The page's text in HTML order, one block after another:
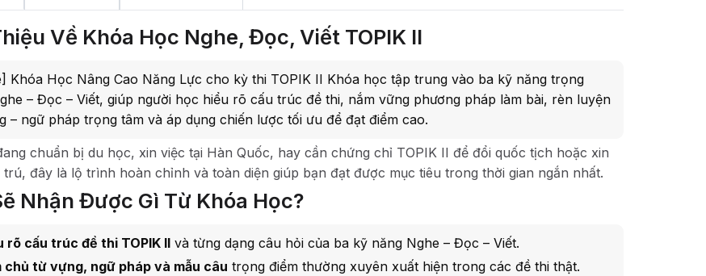
Về Khóa Học Nghe, Đọc, Viết TOPIK II
Khóa Học Nâng Cao Năng Lực cho kỳ thi TOPIK II Khóa học tập trung vào ba kỹ năng trọng
– Đọc – Viết, giúp người học hiểu rõ cấu trúc đề thi, nắm vững phương pháp làm bài, rèn luyện
– ngữ pháp trọng tâm và áp dụng chiến lược tối ưu để đạt điểm cao.
chuẩn bị du học, xin việc tại Hàn Quốc, hay cần chứng chỉ TOPIK II để đổi quốc tịch hoặc xin
trú, đây là lộ trình hoàn chỉnh và toàn diện giúp bạn đạt được mục tiêu trong thời gian ngắn nhất.
Nhận Được Gì Từ Khóa Học?
rõ cấu trúc đề thi TOPIK II và từng dạng câu hỏi của ba kỹ năng Nghe – Đọc – Viết.
chủ từ vựng, ngữ pháp và mẫu câu trọng điểm thường xuyên xuất hiện trong các đề thi thật.